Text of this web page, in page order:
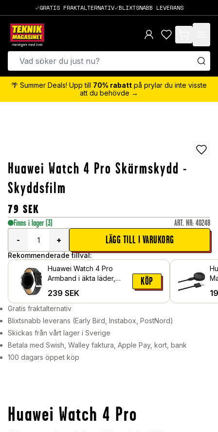
GRATIS FRAKTALTERNATIV BLIXTSNABB LEVERANS
items in cart,
🌴 Summer Deals! Upp till 70% rabatt på prylar du inte visste
att du behövde →
Huawei Watch 4 Pro Skärmskydd -
Skyddsfilm
79 SEK
Finns i lager (3) ART. NR: 40248
-
+ LÄGG TILL I VARUKORG
Rekommenderade tillval:
Huawei Watch 4 Pro
Armband i äkta läder,
239 SEK
KÖP
Gratis fraktalternativ
Blixtsnabb leverans (Early Bird, Instabox, PostNord)
Skickas från vårt lager i Sverige
Betala med Swish, Walley faktura, Apple Pay, kort, bank
100 dagars öppet köp
Huawei Watch 4 Pro